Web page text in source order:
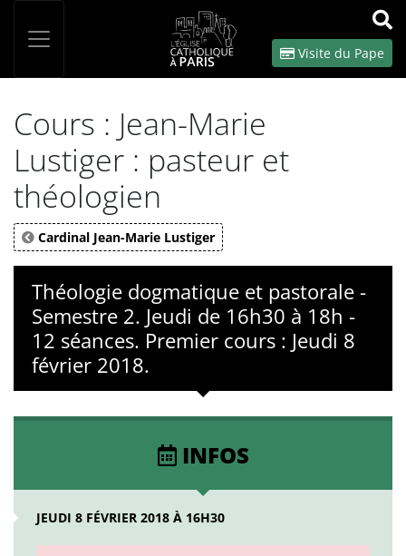
OK
Visite du Pape
Cours : Jean-Marie
Lustiger : pasteur et
théologien
Cardinal Jean-Marie Lustiger
Théologie dogmatique et pastorale -
Semestre 2. Jeudi de 16h30 à 18h -
12 séances. Premier cours : Jeudi 8
février 2018.
INFOS
JEUDI 8 FÉVRIER 2018 À 16H30
Panneau de gestion des cookies